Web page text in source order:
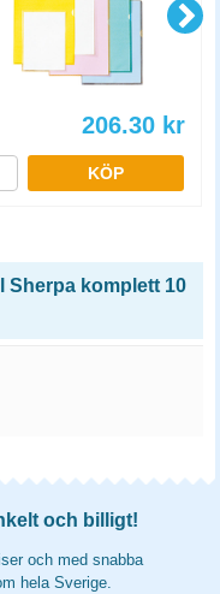
206.30 kr
KÖP
komplett 10
och billigt!
och med snabba
hela Sverige.